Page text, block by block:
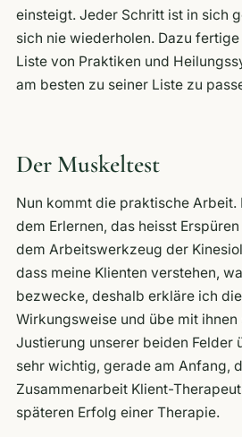
einsteigt. Jeder Schritt ist in sich
sich nie wiederholen. Dazu
Liste von Praktiken und
am besten zu seiner Liste zu
Der Muskeltest
Nun kommt die praktische Arbeit.
dem Erlernen, das heisst
dem Arbeitswerkzeug der
dass meine Klienten verstehen,
bezwecke, deshalb erkläre ich
Wirkungsweise und übe mit ihnen
Justierung unserer beiden Felder
sehr wichtig, gerade am Anfang,
Zusammenarbeit Klient-
späteren Erfolg einer Therapie.